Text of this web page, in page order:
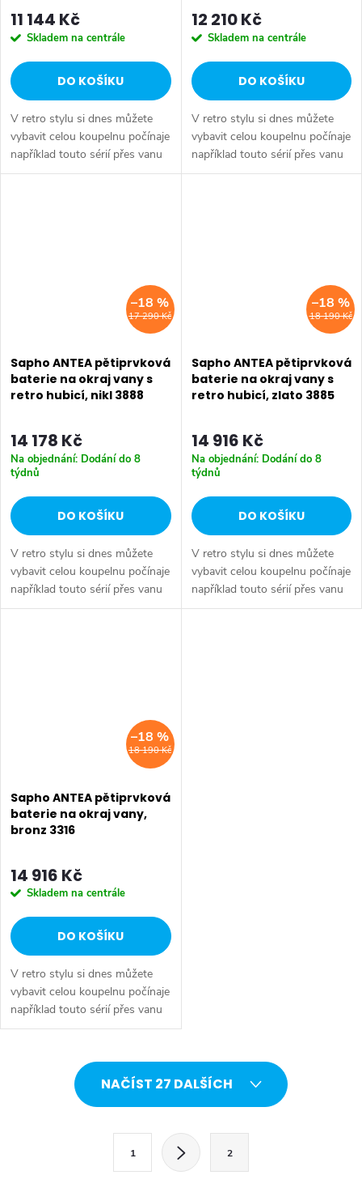
11 144 Kč
Skladem na centrále
DO KOŠÍKU
V retro stylu si dnes můžete
vybavit celou koupelnu počínaje
například touto sérií přes vanu
Retro, doplňky Diamond až po
12 210 Kč
Skladem na centrále
DO KOŠÍKU
V retro stylu si dnes můžete
vybavit celou koupelnu počínaje
například touto sérií přes vanu
Retro, doplňky Diamond až po
17 290 Kč
–18 %
Sapho ANTEA pětiprvková
baterie na okraj vany s
retro hubicí, nikl 3888
14 178 Kč
Na objednání: Dodání do 8
týdnů
DO KOŠÍKU
V retro stylu si dnes můžete
vybavit celou koupelnu počínaje
například touto sérií přes vanu
Retro, doplňky Diamond až po
18 190 Kč
–18 %
Sapho ANTEA pětiprvková
baterie na okraj vany s
retro hubicí, zlato 3885
14 916 Kč
Na objednání: Dodání do 8
týdnů
DO KOŠÍKU
V retro stylu si dnes můžete
vybavit celou koupelnu počínaje
například touto sérií přes vanu
Retro, doplňky Diamond až po
18 190 Kč
–18 %
Sapho ANTEA pětiprvková
baterie na okraj vany,
bronz 3316
14 916 Kč
Skladem na centrále
DO KOŠÍKU
V retro stylu si dnes můžete
vybavit celou koupelnu počínaje
například touto sérií přes vanu
Retro, doplňky Diamond až po
Dojem starší patiny může...
NAČÍST 27 DALŠÍCH
1 2